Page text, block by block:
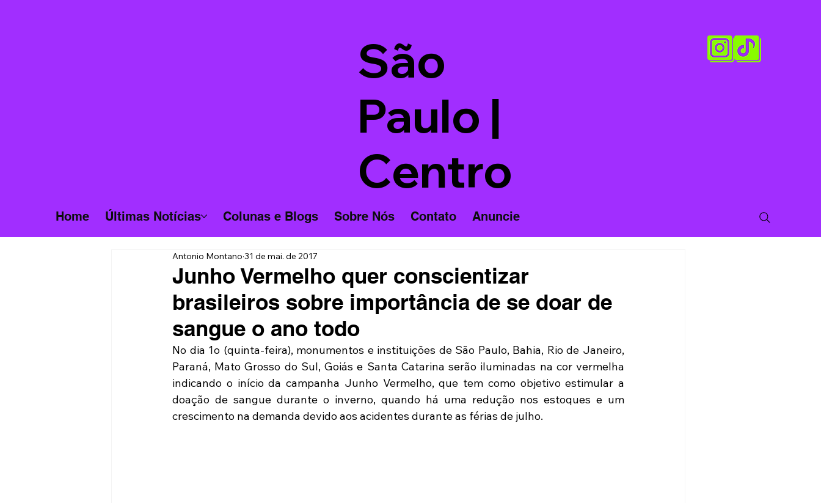
São
Paulo |
Centro
Home Últimas Notícias Colunas e Blogs Sobre Nós Contato Anuncie
Junho Vermelho quer conscientizar
brasileiros sobre importância de se doar de
sangue o ano todo
Antonio Montano 31 de mai. de 2017
No dia 1o (quinta-feira), monumentos e instituições de São Paulo, Bahia, Rio de Janeiro,
Paraná, Mato Grosso do Sul, Goiás e Santa Catarina serão iluminadas na cor vermelha
indicando o início da campanha Junho Vermelho, que tem como objetivo estimular a
doação de sangue durante o inverno, quando há uma redução nos estoques e um
crescimento na demanda devido aos acidentes durante as férias de julho.